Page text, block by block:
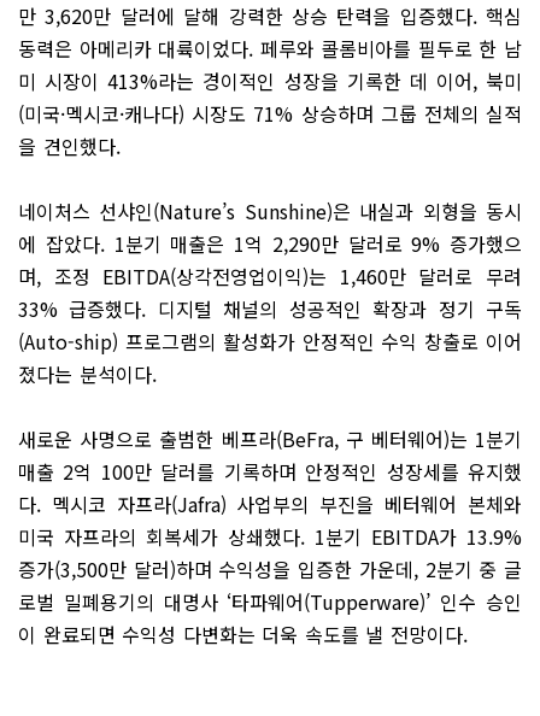
만 3,620만 달러에 달해 강력한 상승 탄력을 입증했다. 핵심
동력은 아메리카 대륙이었다. 페루와 콜롬비아를 필두로 한 남
미 시장이 413%라는 경이적인 성장을 기록한 데 이어, 북미
(미국·멕시코·캐나다) 시장도 71% 상승하며 그룹 전체의 실적
을 견인했다.
네이처스 선샤인(Nature’s Sunshine)은 내실과 외형을 동시
에 잡았다. 1분기 매출은 1억 2,290만 달러로 9% 증가했으
며, 조정 EBITDA(상각전영업이익)는 1,460만 달러로 무려
33% 급증했다. 디지털 채널의 성공적인 확장과 정기 구독
(Auto-ship) 프로그램의 활성화가 안정적인 수익 창출로 이어
졌다는 분석이다.
새로운 사명으로 출범한 베프라(BeFra, 구 베터웨어)는 1분기
매출 2억 100만 달러를 기록하며 안정적인 성장세를 유지했
다. 멕시코 자프라(Jafra) 사업부의 부진을 베터웨어 본체와
미국 자프라의 회복세가 상쇄했다. 1분기 EBITDA가 13.9%
증가(3,500만 달러)하며 수익성을 입증한 가운데, 2분기 중 글
로벌 밀폐용기의 대명사 ‘타파웨어(Tupperware)’ 인수 승인
이 완료되면 수익성 다변화는 더욱 속도를 낼 전망이다.